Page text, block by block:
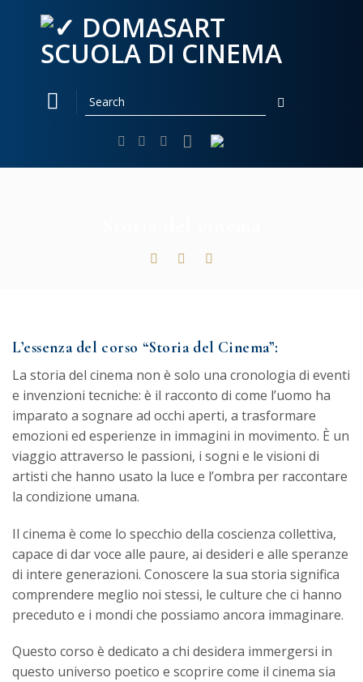
content
L’essenza del corso “Storia del Cinema”:
La storia del cinema non è solo una cronologia di eventi
e invenzioni tecniche: è il racconto di come l’uomo ha
imparato a sognare ad occhi aperti, a trasformare
emozioni ed esperienze in immagini in movimento. È un
viaggio attraverso le passioni, i sogni e le visioni di
artisti che hanno usato la luce e l’ombra per raccontare
la condizione umana.
Il cinema è come lo specchio della coscienza collettiva,
capace di dar voce alle paure, ai desideri e alle speranze
di intere generazioni. Conoscere la sua storia significa
comprendere meglio noi stessi, le culture che ci hanno
preceduto e i mondi che possiamo ancora immaginare.
Questo corso è dedicato a chi desidera immergersi in
questo universo poetico e scoprire come il cinema sia